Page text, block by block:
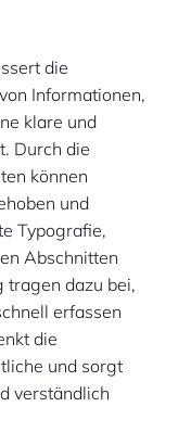
die
Informationen,
klare und
Durch die
können
und
Typografie,
Abschnitten
tragen dazu bei,
erfassen
die
und sorgt
verständlich